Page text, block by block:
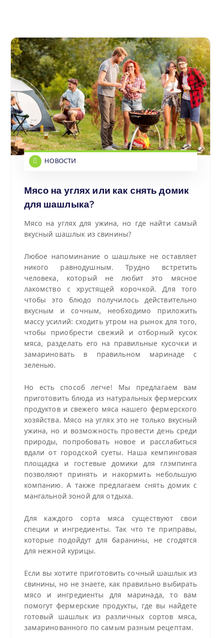
НОВОСТИ
Мясо на углях или как снять домик
для шашлыка?
Мясо на углях для ужина, но где найти самый
вкусный шашлык из свинины?
Любое напоминание о шашлыке не оставляет
никого равнодушным. Трудно встретить
человека, который не любит это мясное
лакомство с хрустящей корочкой. Для того
чтобы это блюдо получилось действительно
вкусным и сочным, необходимо приложить
массу усилий: сходить утром на рынок для того,
чтобы приобрести свежий и отборный кусок
мяса, разделать его на правильные кусочки и
замариновать в правильном маринаде с
зеленью.
Но есть способ легче! Мы предлагаем вам
приготовить блюда из натуральных фермерских
продуктов и свежего мяса нашего фермерского
хозяйства. Мясо на углях это не только вкусный
ужина, но и возможность провести день среди
природы, попробовать новое и расслабиться
вдали от городской суеты. Наша кемпинговая
площадка и гостевые домики для глэмпинга
позволяют принять и накормить небольшую
компанию. А также предлагаем снять домик с
мангальной зоной для отдыха.
Для каждого сорта мяса существуют свои
специи и ингредиенты. Так что те приправы,
которые подойдут для баранины, не сгодятся
для нежной курицы.
Если вы хотите приготовить сочный шашлык из
свинины, но не знаете, как правильно выбирать
мясо и ингредиенты для маринада, то вам
помогут фермерские продукты, где вы найдете
готовый шашлык из различных сортов мяса,
замаринованного по самым разным рецептам.